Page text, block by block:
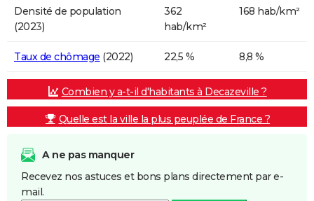
Densité de population
(2023)
362
hab/km²
168 hab/km²
Taux de chômage (2022) 22,5 % 8,8 %
Combien y a-t-il d'habitants à Decazeville ?
Quelle est la ville la plus peuplée de France ?
A ne pas manquer
Recevez nos astuces et bons plans directement par e-
mail.